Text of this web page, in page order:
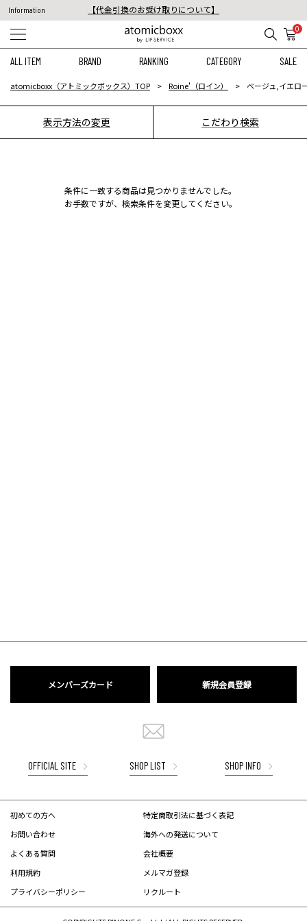
Information
【代金引換のお受け取りについて】
税込11,000円以上のご注文で送料無料！
0
ALL ITEM BRAND RANKING CATEGORY SALE
atomicboxx（アトミックボックス）TOP Roine'（ロイン） ベージュ,イエロ
表示方法の変更 こだわり検索
条件に一致する商品は見つかりませんでした。
お手数ですが、検索条件を変更してください。
メンバーズカード 新規会員登録
OFFICIAL SITE SHOP LIST SHOP INFO
初めての方へ
お問い合わせ
よくある質問
利用規約
プライバシーポリシー
特定商取引法に基づく表記
海外への発送について
会社概要
メルマガ登録
リクルート